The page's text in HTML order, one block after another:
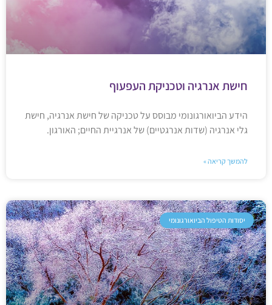
חישת אנרגיה וטכניקת העפעוף
הידע הביואורגונומי מבוסס על טכניקה של חישת אנרגיה, חישת
גלי אנרגיה (שדות אנרגטיים) של אנרגיית החיים; האורגון.
להמשך קריאה »
יסודות הטיפול הביואורגונומי